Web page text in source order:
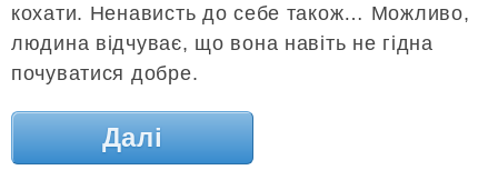
кохати. Ненависть до себе також… Можливо,
людина відчуває, що вона навіть не гідна
почуватися добре.
Далі